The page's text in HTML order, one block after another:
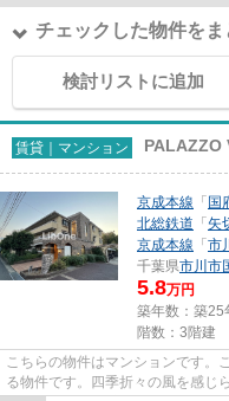
チェックした物件をま
検討リストに追加
賃貸｜マンション PALAZZO
京成本線 「 国
北総鉄道 「 矢
京成本線 「 市
千葉県市川市
5.8万円
築年数：築25
階数：3階建
こちらの物件はマンションです。
る物件です。四季折々の風を感じ